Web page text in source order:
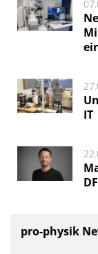
IT
pro-physik